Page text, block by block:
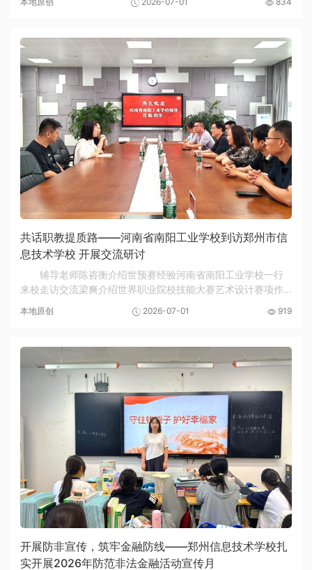
市文明行为促进条例》，落实全市文明交通主题...
共话职教提质路——河南省南阳工业学校到访郑州市信
息技术学校 开展交流研讨
辅导老师陈咨衡介绍世预赛经验河南省南阳工业学校一行
来校走访交流梁爽介绍世界职业院校技能大赛艺术设计赛项作
学习综合高中建设、技能竞赛培优先进经验，20...
本地原创 2026-07-01 919
开展防非宣传，筑牢金融防线——郑州信息技术学校扎
实开展2026年防范非法金融活动宣传月